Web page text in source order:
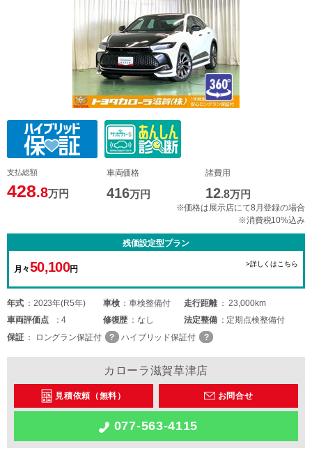
支払総額
428.8万円
車両価格
416万円
諸費用
12.8万円
※価格は展示店にて8月登録の場合
※消費税10%込み
残価設定型プラン
月々50,100円
>詳しくはこちら
年式 2023年(R5年) 車検 車検整備付 走行距離
23,000km
車両評価点 4 修復歴 なし 法定整備
定期点検整備付
保証
ロングラン保証付 ハイブリッド保証付
カローラ滋賀草津店
見積依頼（無料） お問合せ
077-563-4115